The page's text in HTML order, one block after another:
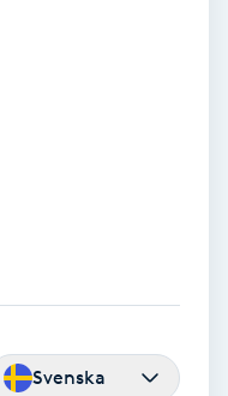
Svenska